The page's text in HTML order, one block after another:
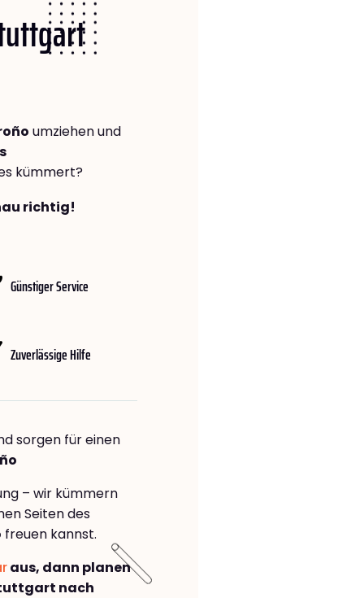
umziehen und
kümmert?
richtig!
Günstiger Service
Zuverlässige Hilfe
sorgen für einen
– wir kümmern
Seiten des
freuen kannst.
aus, dann planen
nach